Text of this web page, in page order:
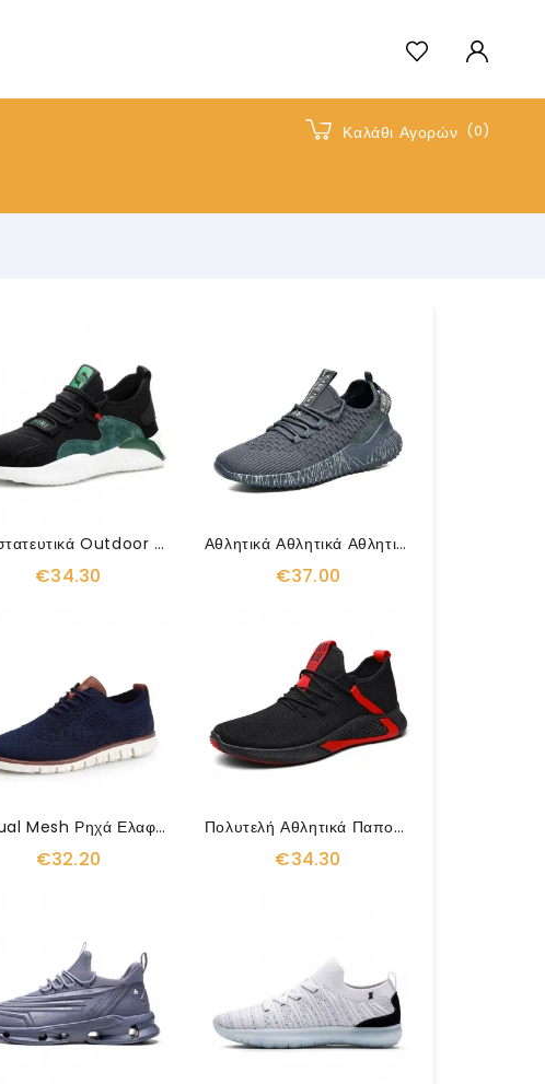
Καλάθι Αγορών (0)
Προστατευτικά Outdoor Anti Smashing Ελαφριά Αθλητικά Παπούτσια
€34.30
Αθλητικά Αθλητικά Αθλητικά Παπούτσια Εξωτερικού Χώρου Με Δίχτυ Αναπνεύσιμα Ελαφριά
€37.00
Casual Mesh Ρηχά Ελαφριά Αθλητικά Παπούτσια
€32.20
Πολυτελή Αθλητικά Παπούτσια Που Αναπνέουν
€34.30